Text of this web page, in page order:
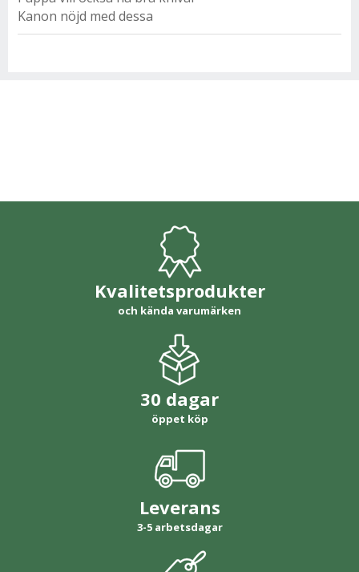
Kanon nöjd med dessa
Kvalitetsprodukter
och kända varumärken
30 dagar
öppet köp
Leverans
3-5 arbetsdagar